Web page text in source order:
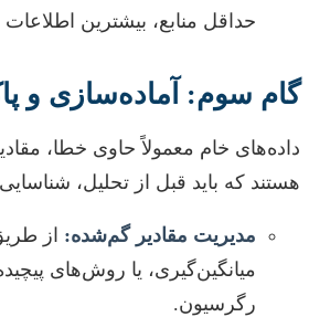
حداقل منابع، بیشترین
گام سوم: آماده‌سازی و
داده‌های خام معمولاً حاوی خطا،
هستند که باید قبل از تحلیل،
مدیریت مقادیر گم‌شده: از
میانگین‌گیری، یا روش‌های
رگرسیون.